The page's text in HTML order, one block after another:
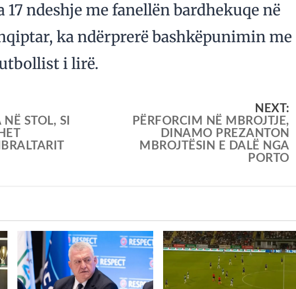
ndeshje me fanellën bardhekuqe në
ka ndërprerë bashkëpunimin me
i lirë.
STOL, SI
NEXT:
PËRFORCIM NË MBROJTJE,
DINAMO PREZANTON
MBROJTËSIN E DALË NGA
PORTO